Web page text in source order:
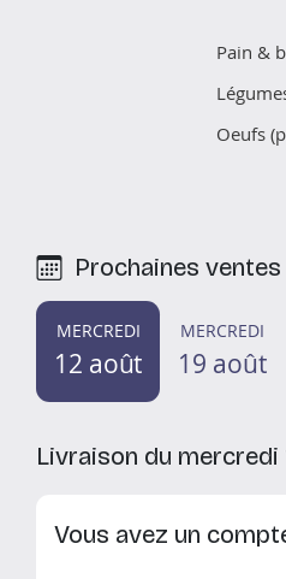
Pain &
Oeufs
Prochaines ventes
MERCREDI
12 août
MERCREDI
19 août
Livraison du mercredi
Vous avez un